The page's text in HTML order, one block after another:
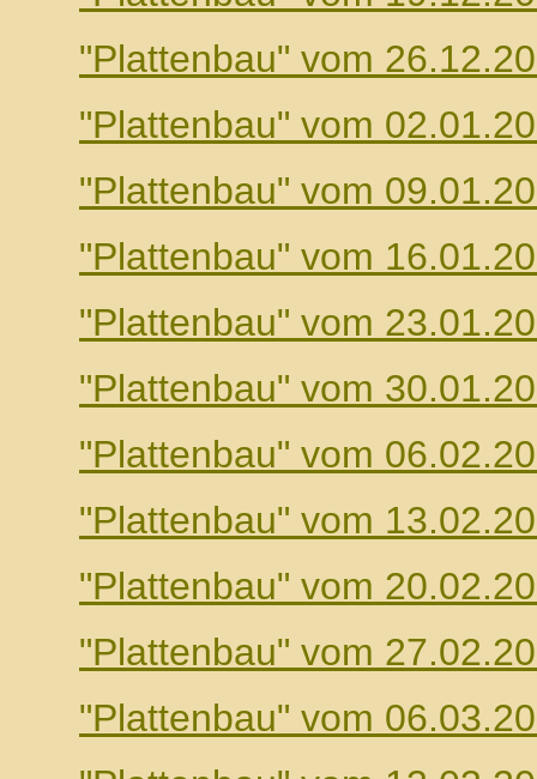
"Plattenbau" vom
"Plattenbau" vom
"Plattenbau" vom
"Plattenbau" vom
"Plattenbau" vom
"Plattenbau" vom
"Plattenbau" vom
"Plattenbau" vom
"Plattenbau" vom
"Plattenbau" vom
"Plattenbau" vom